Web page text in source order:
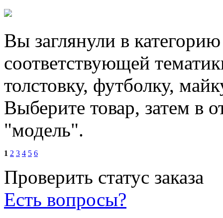
Вы заглянули в
соответствующей
толстовку, футболку,
Выберите товар, затем в
"модель".
1 2 3 4 5 6
Проверить статус заказа
Есть вопросы?